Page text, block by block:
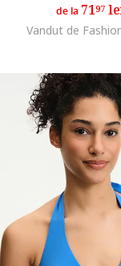
de la 7197
Vandut de